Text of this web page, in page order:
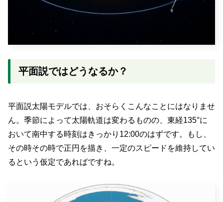
平面説ではどうなるか？
平面説太陽モデルでは、おそらくこんなことにはなりませ
ん。季節によって太陽軌道は変わるものの、東経135°に
おいて南中する時刻はきっかり12:00のはずです。もし、
その時その時で正円を描き、一定のスピードを維持してい
るという仮定であればですね。